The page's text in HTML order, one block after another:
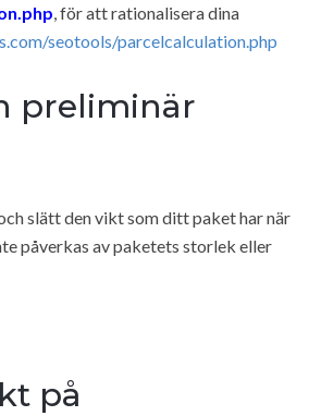
, för att rationalisera dina
seotools/parcelcalculation.php
preliminär
slätt den vikt som ditt paket har när
påverkas av paketets storlek eller
på